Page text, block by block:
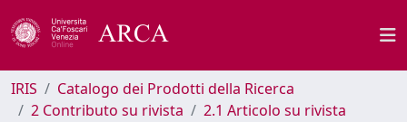
IRIS
Catalogo dei Prodotti della Ricerca
2 Contributo su rivista
2.1 Articolo su rivista